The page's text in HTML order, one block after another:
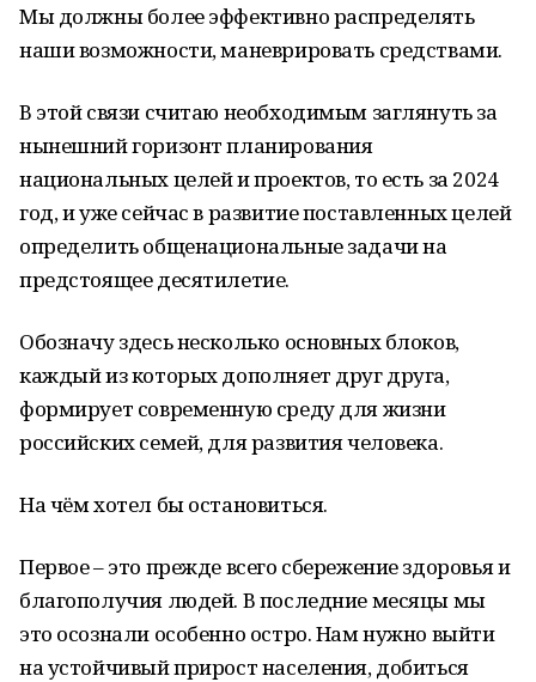
Мы должны более эффективно распределять
наши возможности, маневрировать средствами.
В этой связи считаю необходимым заглянуть за
нынешний горизонт планирования
национальных целей и проектов, то есть за 2024
год, и уже сейчас в развитие поставленных целей
определить общенациональные задачи на
предстоящее десятилетие.
Обозначу здесь несколько основных блоков,
каждый из которых дополняет друг друга,
формирует современную среду для жизни
российских семей, для развития человека.
На чём хотел бы остановиться.
Первое – это прежде всего сбережение здоровья и
благополучия людей. В последние месяцы мы
это осознали особенно остро. Нам нужно выйти
на устойчивый прирост населения, добиться